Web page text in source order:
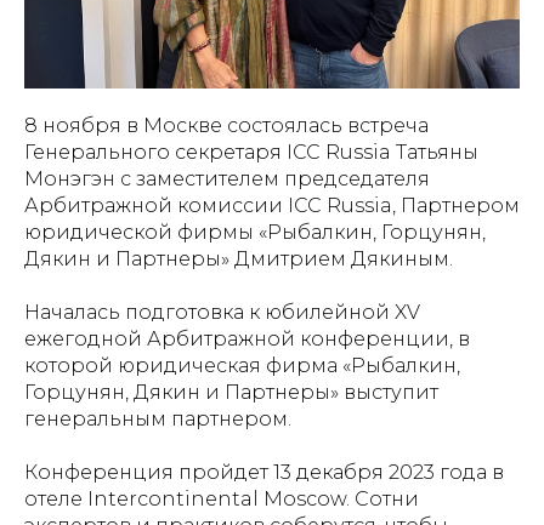
8 ноября в Москве состоялась встреча
Генерального секретаря ICC Russia Татьяны
Монэгэн с заместителем председателя
Арбитражной комиссии ICC Russia, Партнером
юридической фирмы «Рыбалкин, Горцунян,
Дякин и Партнеры» Дмитрием Дякиным.
Началась подготовка к юбилейной XV
ежегодной Арбитражной конференции, в
которой юридическая фирма «Рыбалкин,
Горцунян, Дякин и Партнеры» выступит
генеральным партнером.
Конференция пройдет 13 декабря 2023 года в
отеле Intercontinental Moscow. Сотни